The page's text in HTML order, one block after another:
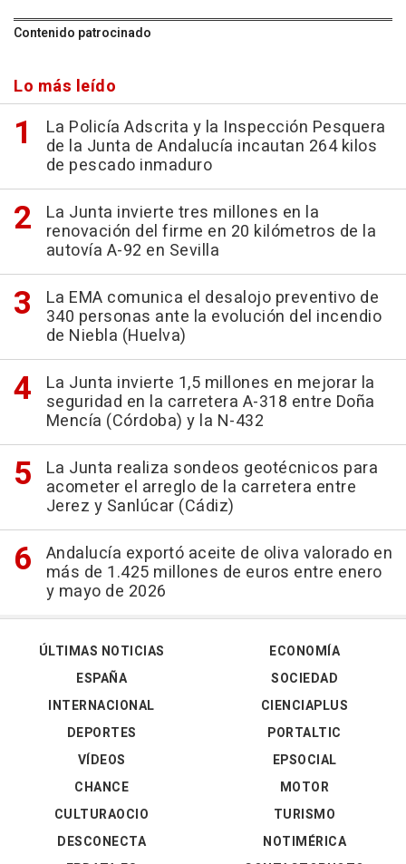
Contenido patrocinado
Lo más leído
La Policía Adscrita y la Inspección Pesquera
de la Junta de Andalucía incautan 264 kilos
de pescado inmaduro
La Junta invierte tres millones en la
renovación del firme en 20 kilómetros de la
autovía A-92 en Sevilla
La EMA comunica el desalojo preventivo de
340 personas ante la evolución del incendio
de Niebla (Huelva)
La Junta invierte 1,5 millones en mejorar la
seguridad en la carretera A-318 entre Doña
Mencía (Córdoba) y la N-432
La Junta realiza sondeos geotécnicos para
acometer el arreglo de la carretera entre
Jerez y Sanlúcar (Cádiz)
Andalucía exportó aceite de oliva valorado en
más de 1.425 millones de euros entre enero
y mayo de 2026
ÚLTIMAS NOTICIAS
ESPAÑA
INTERNACIONAL
DEPORTES
VÍDEOS
ECONOMÍA
SOCIEDAD
CIENCIAPLUS
PORTALTIC
EPSOCIAL
CHANCE
CULTURAOCIO
DESCONECTA
MOTOR
TURISMO
NOTIMÉRICA